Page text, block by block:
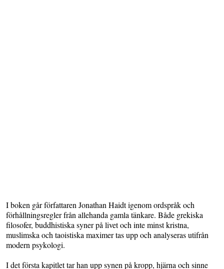
I boken går författaren Jonathan Haidt igenom ordspråk och
förhållningsregler från allehanda gamla tänkare. Både grekiska
filosofer, buddhistiska syner på livet och inte minst kristna,
muslimska och taoistiska maximer tas upp och analyseras utifrån
modern psykologi.
I det första kapitlet tar han upp synen på kropp, hjärna och sinne